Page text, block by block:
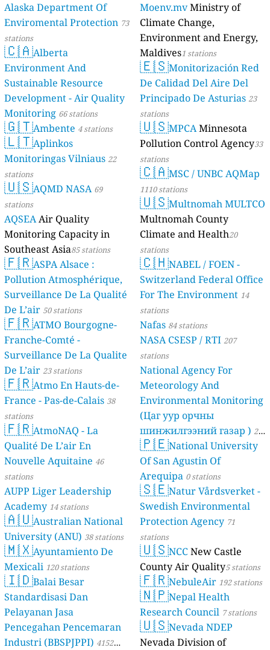
Alaska Department Of
Enviromental Protection 73
stations
🇨🇦Alberta
Environment And
Sustainable Resource
Development - Air Quality
Monitoring 66 stations
🇬🇹Ambente 4 stations
🇱🇹Aplinkos
Monitoringas Vilniaus 22
stations
🇺🇸AQMD NASA 69
stations
AQSEAAir Quality
Monitoring Capacity in
Southeast Asia85 stations
🇫🇷ASPA Alsace :
Pollution Atmosphérique,
Surveillance De La Qualité
De L’air 50 stations
🇫🇷ATMO Bourgogne-
Franche-Comté -
Surveillance De La Qualite
De L’air 23 stations
🇫🇷Atmo En Hauts-de-
France - Pas-de-Calais 38
stations
🇫🇷AtmoNAQ - La
Qualité De L’air En
Nouvelle Aquitaine 46
stations
AUPP Liger Leadership
Academy 14 stations
🇦🇺Australian National
University (ANU) 38 stations
🇲🇽Ayuntamiento De
Mexicali 120 stations
🇮🇩Balai Besar
Standardisasi Dan
Pelayanan Jasa
Pencegahan Pencemaran
Industri (BBSPJPPI) 4152
Moenv.mvMinistry of
Climate Change,
Environment and Energy,
Maldives1 stations
🇪🇸Monitorización Red
De Calidad Del Aire Del
Principado De Asturias 23
stations
🇺🇸MPCAMinnesota
Pollution Control Agency33
stations
🇨🇦MSC / UNBC AQMap
1110 stations
🇺🇸Multnomah MULTCO
Multnomah County
Climate and Health20
stations
🇨🇭NABEL / FOEN -
Switzerland Federal Office
For The Environment 14
stations
Nafas 84 stations
NASA CSESP / RTI 207
stations
National Agency For
Meteorology And
Environmental Monitoring
(Цаг уур орчны
шинжилгээний газар ) 21
stations
🇵🇪National University
Of San Agustin Of
Arequipa 0 stations
🇸🇪Natur Vårdsverket -
Swedish Environmental
Protection Agency 71
stations
🇺🇸NCCNew Castle
County Air Quality5 stations
🇫🇷NebuleAir 192 stations
🇳🇵Nepal Health
Research Council 7 stations
🇺🇸Nevada NDEP
Nevada Division of